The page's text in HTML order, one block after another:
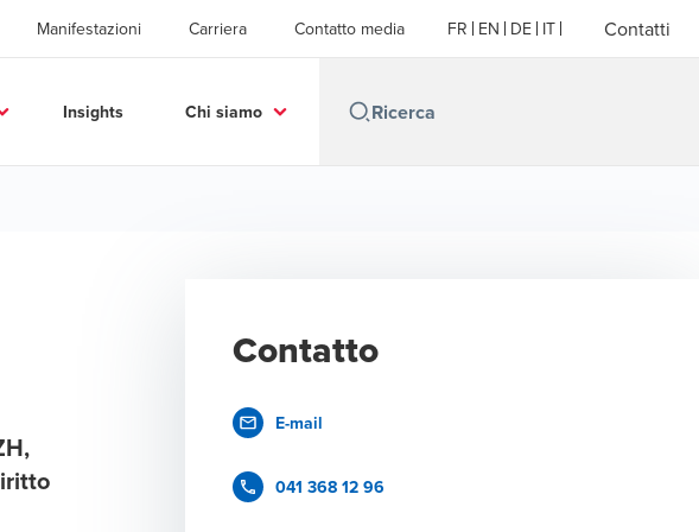
Manifestazioni Carriera Contatto media FR EN DE IT Contatti
Insights Chi siamo
Contatto
E-mail
041 368 12 96